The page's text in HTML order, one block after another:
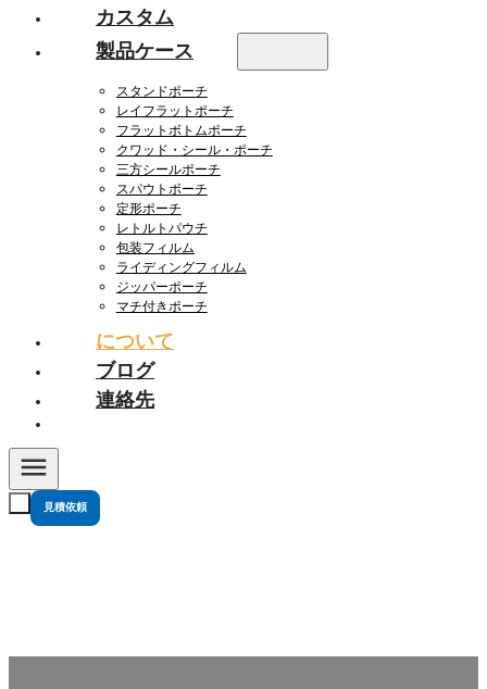
カスタム
製品ケース
スタンドポーチ
レイフラットポーチ
フラットボトムポーチ
クワッド・シール・ポーチ
三方シールポーチ
スパウトポーチ
定形ポーチ
レトルトパウチ
包装フィルム
ライディングフィルム
ジッパーポーチ
マチ付きポーチ
について
ブログ
連絡先
見積依頼